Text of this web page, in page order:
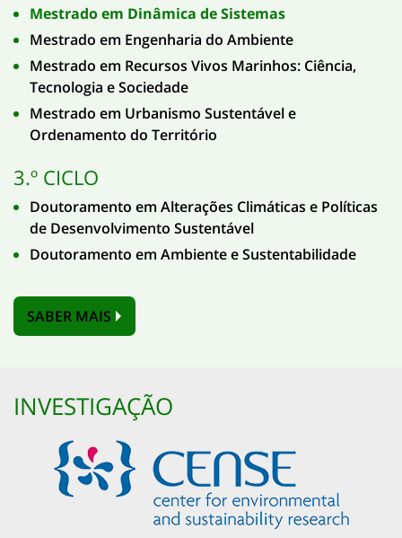
Mestrado em Dinâmica de Sistemas
Mestrado em Engenharia do Ambiente
Mestrado em Recursos Vivos Marinhos: Ciência,
Tecnologia e Sociedade
Mestrado em Urbanismo Sustentável e
Ordenamento do Território
3.º CICLO
Doutoramento em Alterações Climáticas e Políticas
de Desenvolvimento Sustentável
Doutoramento em Ambiente e Sustentabilidade
SABER MAIS
INVESTIGAÇÃO